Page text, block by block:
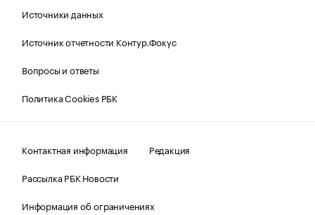
Источники данных
Источник отчетности Контур.Фокус
Вопросы и ответы
Политика Cookies РБК
Контактная информация
Редакция
Рассылка РБК Новости
Информация об ограничениях